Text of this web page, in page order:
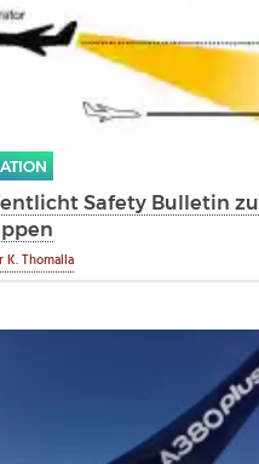
Safety Bulletin zu
K. Thomalla